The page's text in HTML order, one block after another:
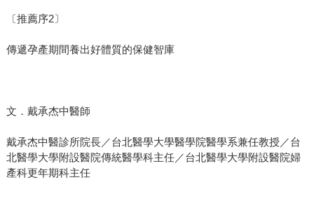
〔推薦序2〕
傳遞孕產期間養出好體質的保健智庫
文．戴承杰中醫師
戴承杰中醫診所院長／台北醫學大學醫學院醫學系兼任教授／台
北醫學大學附設醫院傳統醫學科主任／台北醫學大學附設醫院婦
產科更年期科主任